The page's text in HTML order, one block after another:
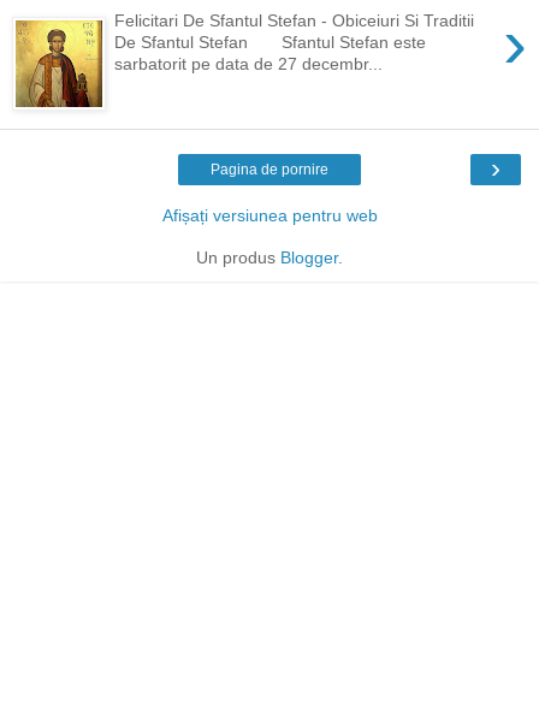
›
Felicitari De Sfantul Stefan - Obiceiuri Si Traditii
De Sfantul Stefan Sfantul Stefan este
sarbatorit pe data de 27 decembr...
›
Pagina de pornire
Afișați versiunea pentru web
Un produs Blogger.